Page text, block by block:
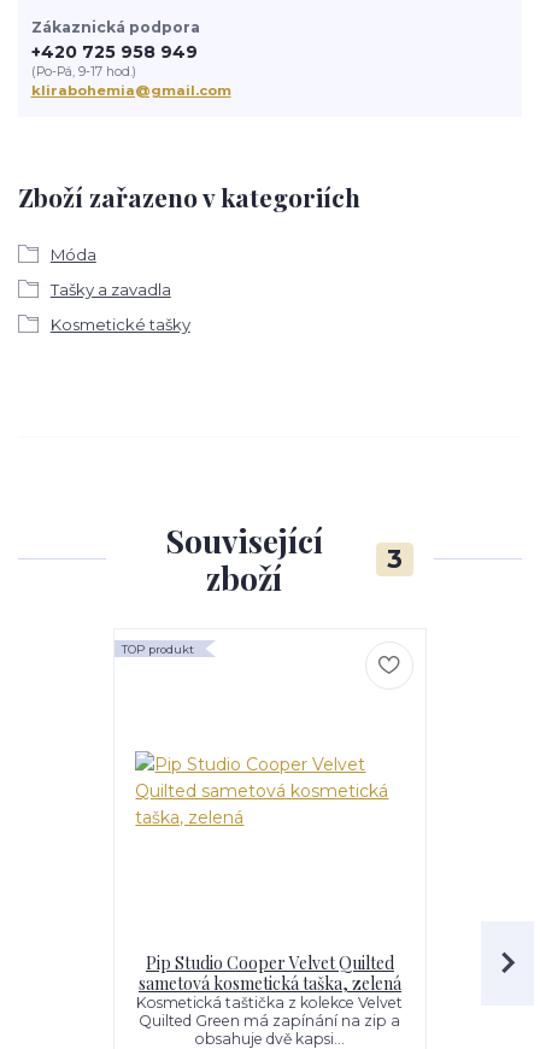
Zboží zařazeno v kategoriích
Móda
Tašky a zavadla
Kosmetické tašky
Zákaznická podpora
+420 725 958 949
(Po-Pá, 9-17 hod.)
klirabohemia@gmail.com
Související
zboží
3
TOP produkt
Pip Studio Cooper Velvet Quilted
sametová kosmetická taška, zelená
Kosmetická taštička z kolekce Velvet
Quilted Green má zapínání na zip a
obsahuje dvě kapsi...
Pip